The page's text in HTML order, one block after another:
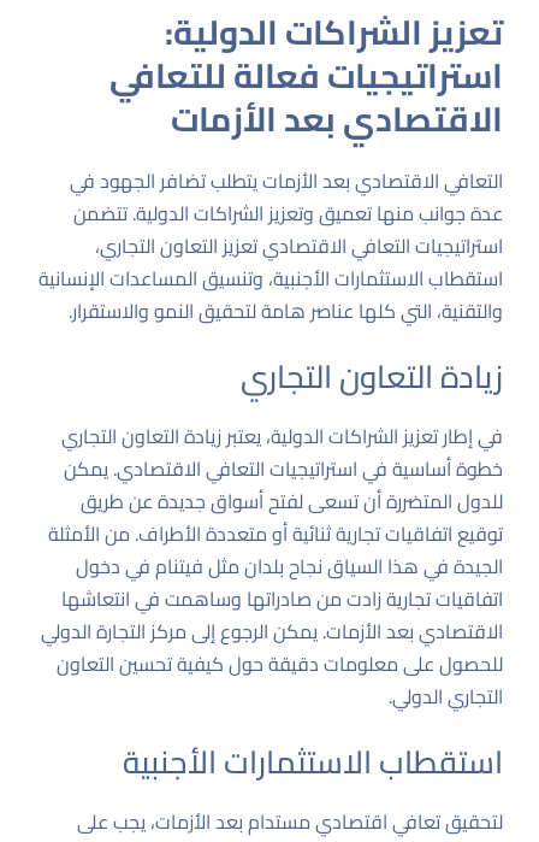
تعزيز الشراكات الدولية:
استراتيجيات فعالة للتعافي
الاقتصادي بعد الأزمات
التعافي الاقتصادي بعد الأزمات يتطلب تضافر الجهود في
عدة جوانب منها تعميق وتعزيز الشراكات الدولية. تتضمن
استراتيجيات التعافي الاقتصادي تعزيز التعاون التجاري،
استقطاب الاستثمارات الأجنبية، وتنسيق المساعدات الإنسانية
والتقنية، التي كلها عناصر هامة لتحقيق النمو والاستقرار.
زيادة التعاون التجاري
في إطار تعزيز الشراكات الدولية، يعتبر زيادة التعاون التجاري
خطوة أساسية في استراتيجيات التعافي الاقتصادي. يمكن
للدول المتضررة أن تسعى لفتح أسواق جديدة عن طريق
توقيع اتفاقيات تجارية ثنائية أو متعددة الأطراف. من الأمثلة
الجيدة في هذا السياق نجاح بلدان مثل فيتنام في دخول
اتفاقيات تجارية زادت من صادراتها وساهمت في انتعاشها
الاقتصادي بعد الأزمات. يمكن الرجوع إلىمركز التجارة الدولي
للحصول على معلومات دقيقة حول كيفية تحسين التعاون
التجاري الدولي.
استقطاب الاستثمارات الأجنبية
لتحقيق تعافي اقتصادي مستدام بعد الأزمات، يجب على